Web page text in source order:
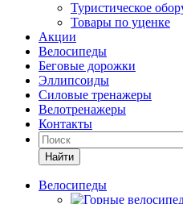
Туристическое
Товары по уценке
Акции
Велосипеды
Беговые дорожки
Эллипсоиды
Силовые тренажеры
Велотренажеры
Контакты
Найти
Велосипеды